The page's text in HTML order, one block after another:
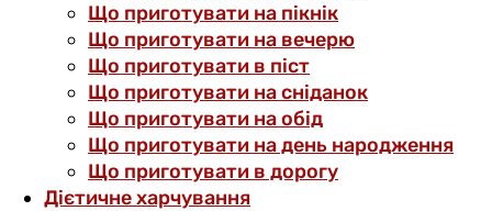
Що приготувати на пікнік
Що приготувати на вечерю
Що приготувати в піст
Що приготувати на сніданок
Що приготувати на обід
Що приготувати на день народження
Що приготувати в дорогу
Дієтичне харчування